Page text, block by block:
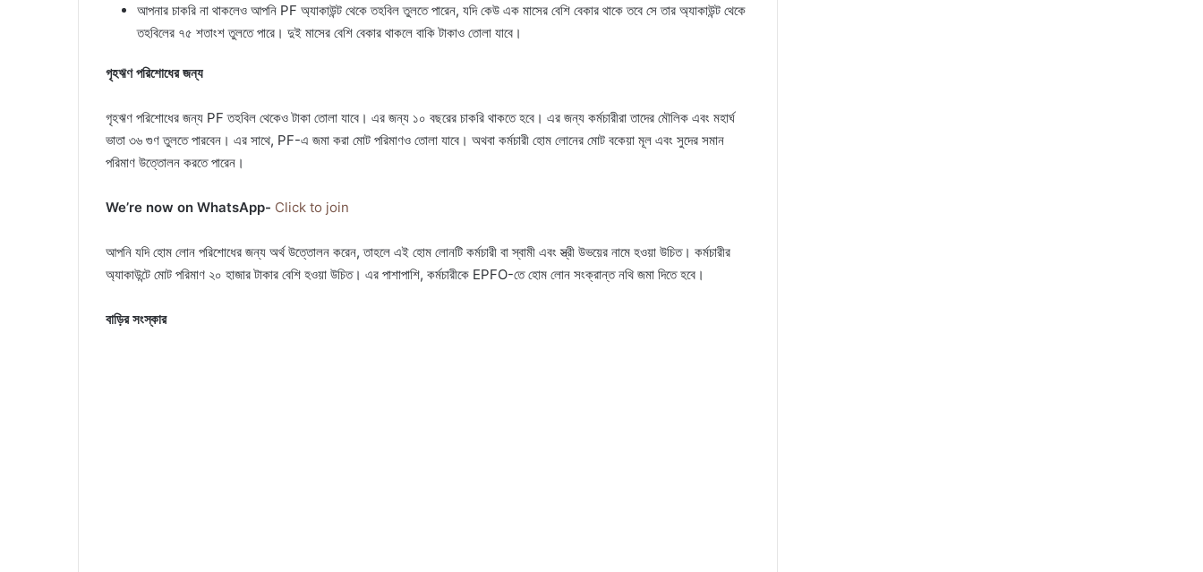
আপনার চাকরি না থাকলেও আপনি PF অ্যাকাউন্ট থেকে তহবিল তুলতে পারেন, যদি কেউ এক মাসের বেশি বেকার থাকে তবে সে তার অ্যাকাউন্ট থেকে
তহবিলের ৭৫ শতাংশ তুলতে পারে। দুই মাসের বেশি বেকার থাকলে বাকি টাকাও তোলা যাবে।
গৃহঋণ পরিশোধের জন্য
গৃহঋণ পরিশোধের জন্য PF তহবিল থেকেও টাকা তোলা যাবে। এর জন্য ১০ বছরের চাকরি থাকতে হবে। এর জন্য কর্মচারীরা তাদের মৌলিক এবং মহার্ঘ
ভাতা ৩৬ গুণ তুলতে পারবেন। এর সাথে, PF-এ জমা করা মোট পরিমাণও তোলা যাবে। অথবা কর্মচারী হোম লোনের মোট বকেয়া মূল এবং সুদের সমান
পরিমাণ উত্তোলন করতে পারেন।
We’re now on WhatsApp- Click to join
আপনি যদি হোম লোন পরিশোধের জন্য অর্থ উত্তোলন করেন, তাহলে এই হোম লোনটি কর্মচারী বা স্বামী এবং স্ত্রী উভয়ের নামে হওয়া উচিত। কর্মচারীর
অ্যাকাউন্টে মোট পরিমাণ ২০ হাজার টাকার বেশি হওয়া উচিত। এর পাশাপাশি, কর্মচারীকে EPFO-তে হোম লোন সংক্রান্ত নথি জমা দিতে হবে।
বাড়ির সংস্কার